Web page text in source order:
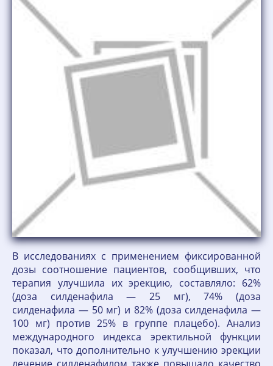
В исследованиях с применением фиксированной
дозы соотношение пациентов, сообщивших, что
терапия улучшила их эрекцию, составляло: 62%
(доза силденафила — 25 мг), 74% (доза
силденафила — 50 мг) и 82% (доза силденафила —
100 мг) против 25% в группе плацебо). Анализ
международного индекса эректильной функции
показал, что дополнительно к улучшению эрекции